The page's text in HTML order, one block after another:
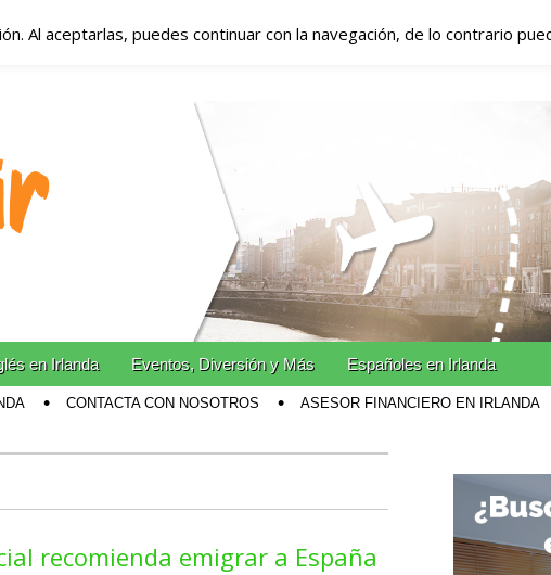
– Vivir en Irlanda
en Irlanda
en Irlanda Eventos, Diversión y Más Españoles en Irlanda
CONTACTA CON NOSOTROS ASESOR FINANCIERO EN IRLANDA
recomienda emigrar a España
Al aceptarlas, puedes continuar con la navegación, de lo contrario